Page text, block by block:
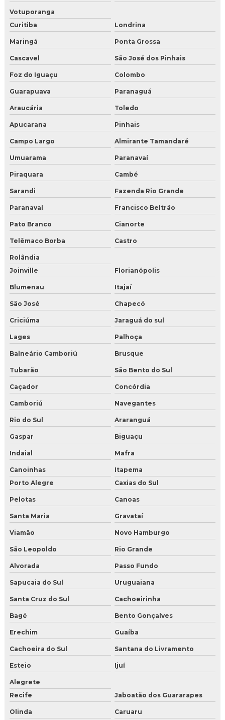
Votuporanga
Curitiba
Londrina
Maringá Ponta Grossa
Cascavel São José dos Pinhais
Foz do Iguaçu Colombo
Guarapuava Paranaguá
Araucária Toledo
Apucarana Pinhais
Campo Largo Almirante Tamandaré
Umuarama Paranavaí
Piraquara Cambé
Sarandi Fazenda Rio Grande
Paranavaí Francisco Beltrão
Pato Branco Cianorte
Telêmaco Borba Castro
Rolândia
Joinville
Florianópolis
Blumenau Itajaí
São José Chapecó
Criciúma Jaraguá do sul
Lages Palhoça
Balneário Camboriú Brusque
Tubarão São Bento do Sul
Caçador Concórdia
Camboriú Navegantes
Rio do Sul Araranguá
Gaspar Biguaçu
Indaial Mafra
Canoinhas
Itapema
Porto Alegre
Caxias do Sul
Pelotas Canoas
Santa Maria Gravataí
Viamão Novo Hamburgo
São Leopoldo Rio Grande
Alvorada Passo Fundo
Sapucaia do Sul Uruguaiana
Santa Cruz do Sul Cachoeirinha
Bagé Bento Gonçalves
Erechim Guaíba
Cachoeira do Sul Santana do Livramento
Esteio Ijuí
Alegrete
Recife
Jaboatão dos Guararapes
Olinda Caruaru